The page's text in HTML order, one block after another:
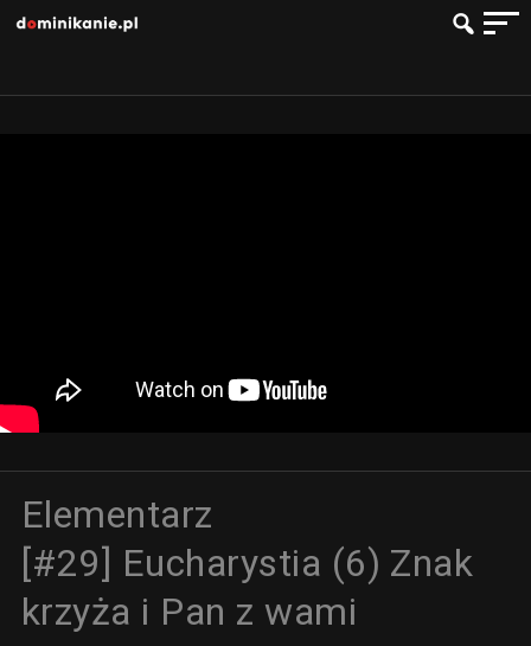
Elementarz
[#29] Eucharystia (6) Znak
krzyża i Pan z wami